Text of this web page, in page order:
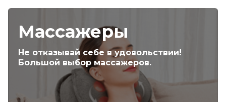
Массажеры
Не отказывай себе в удовольствии!
Большой выбор массажеров.